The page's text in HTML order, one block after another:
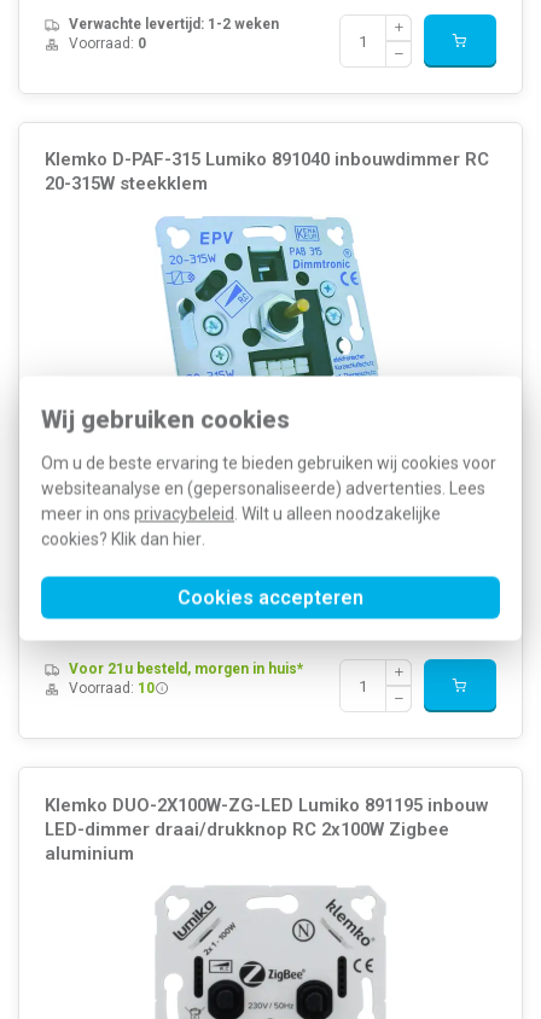
Wij gebruiken cookies
Om u de beste ervaring te bieden gebruiken wij cookies voor
websiteanalyse en (gepersonaliseerde) advertenties. Lees
meer in ons privacybeleid . Wilt u alleen noodzakelijke
cookies? Klik dan hier
Cookies accepteren
Verwachte levertijd: 1-2 weken
Voorraad: 0
Klemko D-PAF-315 Lumiko 891040 inbouwdimmer RC
20-315W steekklem
Klemko/Lumiko universele inbouwdimmer met fase-afsnijding (20 -
315 W), geschikt voor 230 V gloei- en halogeenlampen, dimbare
LED-verlichting en elektronische transformatoren. Geschikt voor
wisselschakeling met een traditionele wisselschakelaar.
51,49
269263
Voor 21u besteld, morgen in huis*
Voorraad: 10
Klemko DUO-2X100W-ZG-LED Lumiko 891195 inbouw
LED-dimmer draai/drukknop RC 2x100W Zigbee
aluminium